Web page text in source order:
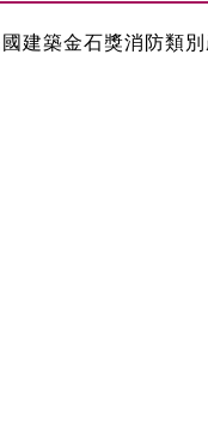
建築金石獎消防類